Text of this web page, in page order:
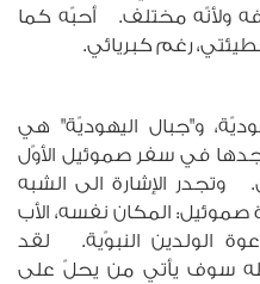
ولأنّه مختلف. أحبّه كما
رغم كبريائي.
و"جبال اليهوديّة" هي
نجدها في سفر صموئيل الأوّل
وتجدر الإشارة الى الشبه
صموئيل: المكان نفسه، الأب
الولدين النبوّية. لقد
سوف يأتي من يحلّ على